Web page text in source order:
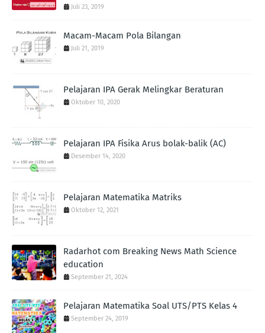
Juli 23, 2019
Macam-Macam Pola Bilangan
Juli 21, 2019
Pelajaran IPA Gerak Melingkar Beraturan
Oktober 10, 2020
Pelajaran IPA Fisika Arus bolak-balik (AC)
Desember 14, 2020
Pelajaran Matematika Matriks
Oktober 12, 2021
Radarhot com Breaking News Math Science
education
September 21, 2024
Pelajaran Matematika Soal UTS/PTS Kelas 4
September 24, 2019